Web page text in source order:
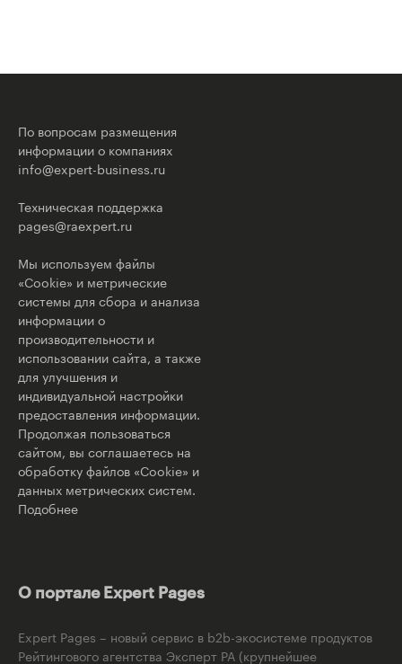
По вопросам размещения
информации о компаниях
info@expert-business.ru
Техническая поддержка
pages@raexpert.ru
Мы используем файлы
«Cookie» и метрические
системы для сбора и анализа
информации о
производительности и
использовании сайта, а также
для улучшения и
индивидуальной настройки
предоставления информации.
Продолжая пользоваться
сайтом, вы соглашаетесь на
обработку файлов «Cookie» и
данных метрических систем.
Подобнее
О портале Expert Pages
Expert Pages – новый сервис в b2b-экосистеме продуктов
Рейтингового агентства Эксперт РА (крупнейшее